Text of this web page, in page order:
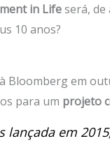
in Lifeserá, de
10 anos?
Bloomberg em
para um projeto
lançada em